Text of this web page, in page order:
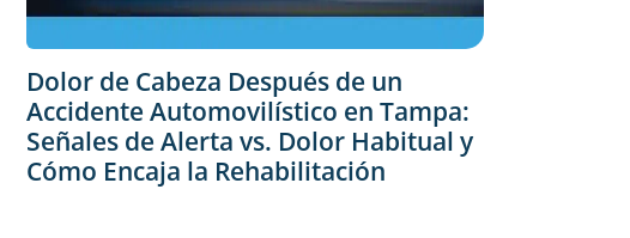
Dolor de Cabeza Después de un
Accidente Automovilístico en Tampa:
Señales de Alerta vs. Dolor Habitual y
Cómo Encaja la Rehabilitación